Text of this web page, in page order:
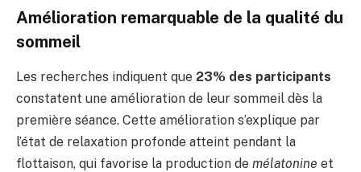
Amélioration remarquable de la qualité du
sommeil
Les recherches indiquent que 23% des participants
constatent une amélioration de leur sommeil dès la
première séance. Cette amélioration s’explique par
l’état de relaxation profonde atteint pendant la
flottaison, qui favorise la production de mélatonine et